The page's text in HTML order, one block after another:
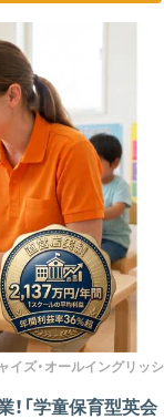
イズ・オールイングリッシ
「学童保育型英会